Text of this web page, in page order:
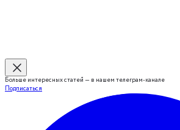
Больше интересных статей — в нашем телеграм-канале
Подписаться